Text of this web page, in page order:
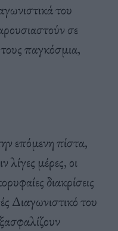
του
σε
παγκόσμια,
επόμενη πίστα,
λίγες μέρες, οι
διακρίσεις
Διαγωνιστικό του